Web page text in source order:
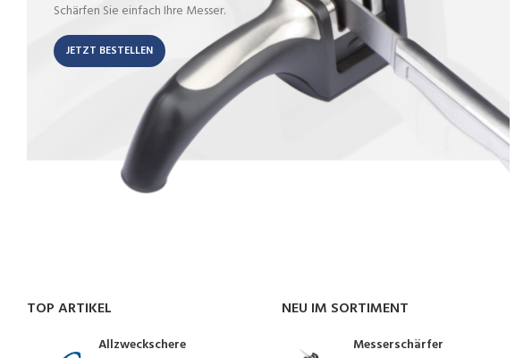
Schärfen Sie einfach Ihre Messer.
JETZT BESTELLEN
TOP ARTIKEL
Allzweckschere
NEU IM SORTIMENT
Messerschärfer